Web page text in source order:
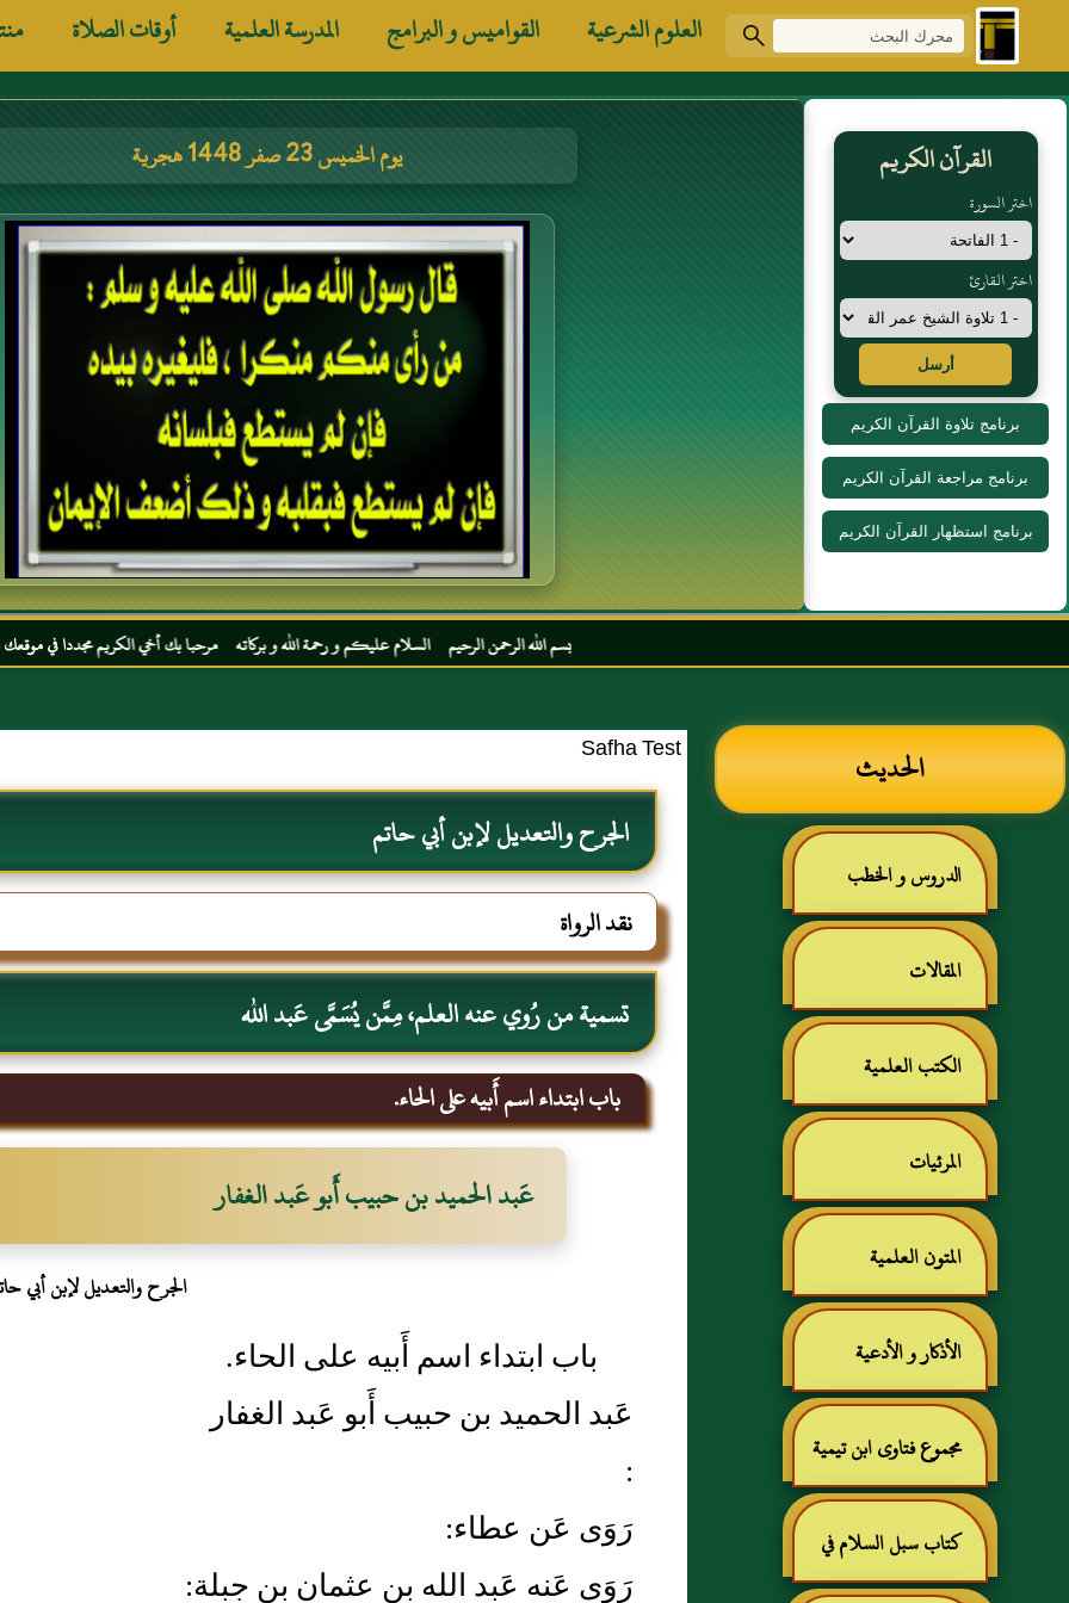
العلوم الشرعية القواميس و البرامج المدرسة العلمية أوقات الصلاة
القرآن الكريم
اختر السورة
اختر القارئ
أرسل
برنامج تلاوة القرآن الكريم
برنامج مراجعة القرآن الكريم
برنامج استظهار القرآن الكريم
يوم الخميس 23 صفر 1448 هجرية
بسم الله الرحمن الرحيم السلام عليكم و رحمة الله و بركاته مرحبا بك أخي الكريم مجددا في موقعك المفضل
الحديث
الدروس و الخطب
المقالات
الكتب العلمية
المرئيات
المتون العلمية
الأذكار و الأدعية
مجموع فتاوى ابن تيمية
كتاب سبل السلام في
Safha Test
الجرح والتعديل لإبن أبي حاتم
نقد الرواة
تسمية من رُوي عنه العلم، مِمَّن يُسَمَّى عَبد الله
باب ابتداء اسم أَبيه على الحاء.
عَبد الحميد بن حبيب أَبو عَبد الغفار
الجرح والتعديل لإبن أبي
باب ابتداء اسم أَبيه على الحاء.
عَبد الحميد بن حبيب أَبو عَبد الغفار
:
رَوَى عَن عطاء:
رَوَى عَنه عَبد الله بن عثمان بن جبلة: